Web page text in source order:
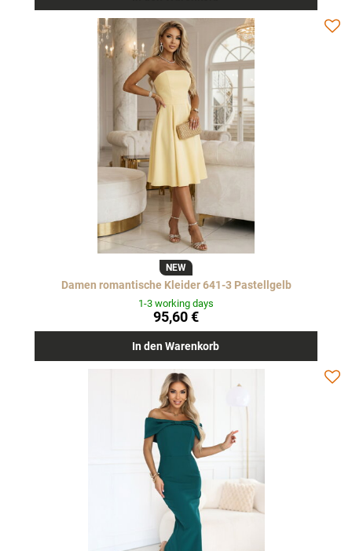
NEW
Damen romantische Kleider 641-3 Pastellgelb
1-3 working days
95,60 €
In den Warenkorb